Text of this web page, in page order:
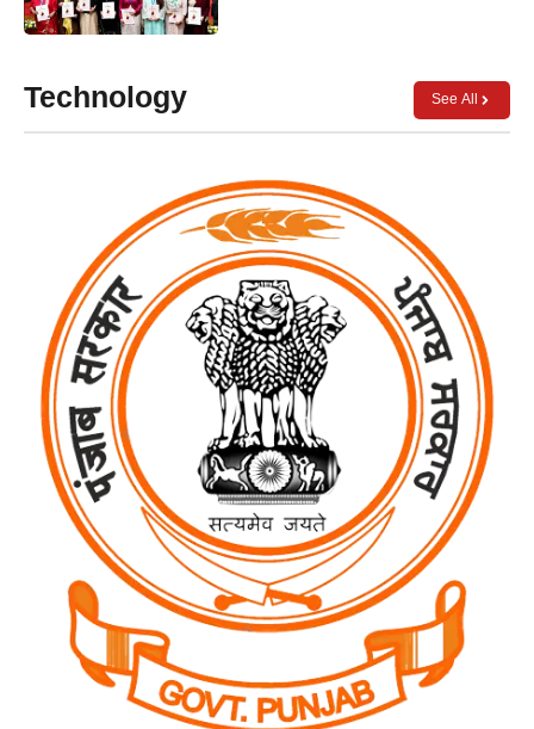
Technology See All